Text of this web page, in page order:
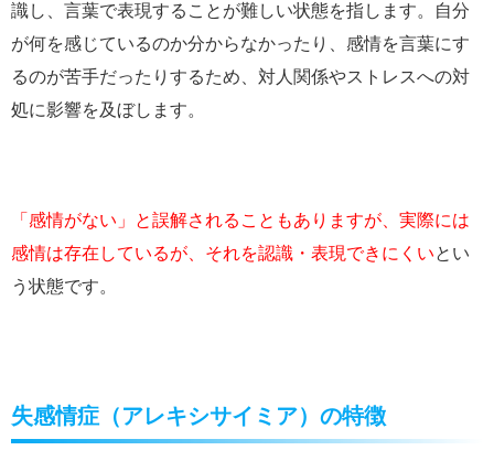
識し、言葉で表現することが難しい状態を指します。自分
が何を感じているのか分からなかったり、感情を言葉にす
るのが苦手だったりするため、対人関係やストレスへの対
処に影響を及ぼします。
「感情がない」と誤解されることもありますが、実際には
感情は存在しているが、それを認識・表現できにくいとい
う状態です。
失感情症（アレキシサイミア）の特徴